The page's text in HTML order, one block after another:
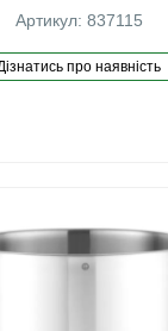
Артикул: 837115